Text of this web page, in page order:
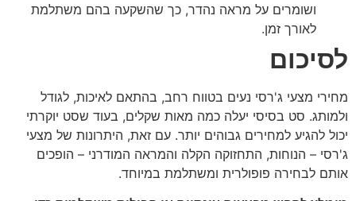
ושומרים על מראה נהדר, כך שהשקעה בהם משתלמת
לאורך זמן.
לסיכום
מחירי מצעי ג'רסי נעים בטווח רחב, בהתאם לאיכות, לגודל
ולמותג. סט בסיסי יעלה כמה מאות שקלים, בעוד שסט יוקרתי
יכול להגיע למחירים גבוהים יותר. עם זאת, היתרונות של מצעי
ג'רסי – הנוחות, התחזוקה הקלה והמראה המודרני – הופכים
אותם לבחירה פופולרית ומשתלמת במיוחד.